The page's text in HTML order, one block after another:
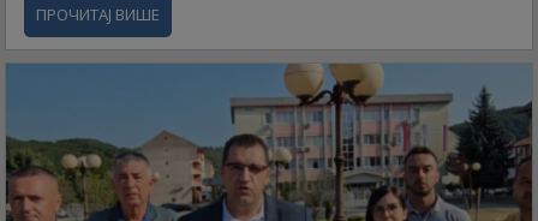
ПРОЧИТАЈ ВИШЕ